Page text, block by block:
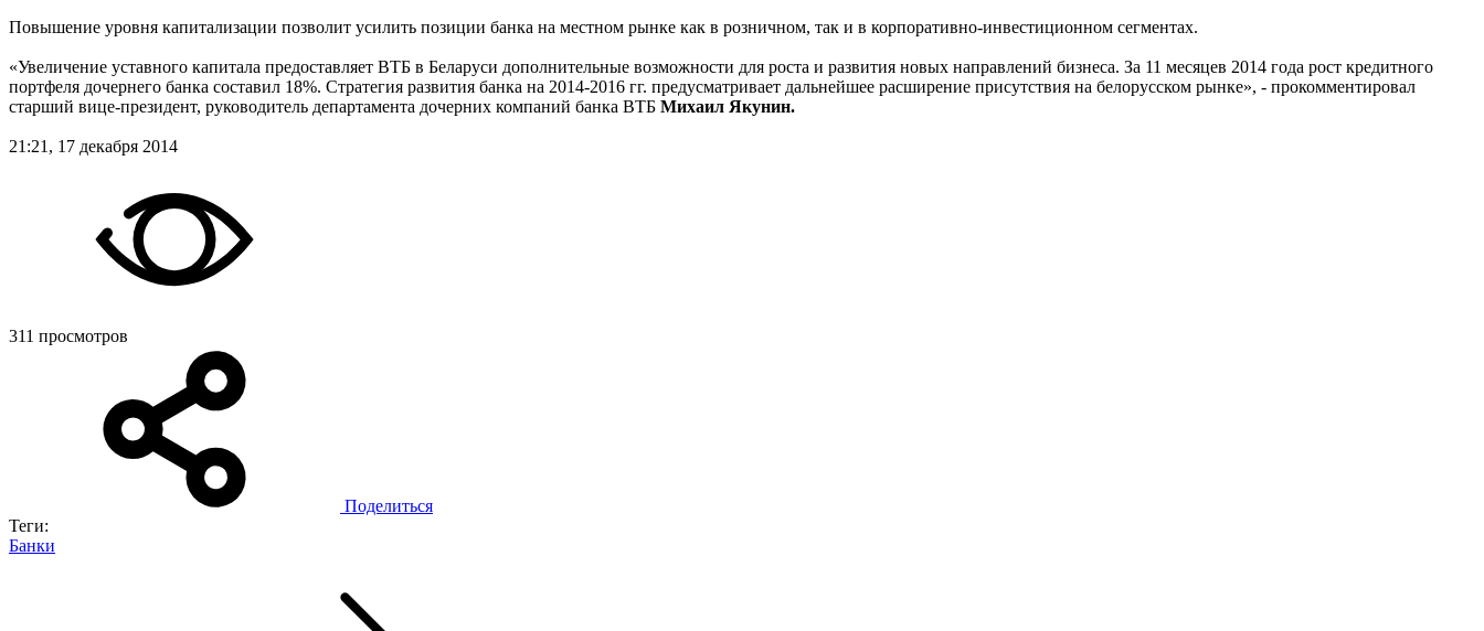
Повышение уровня капитализации позволит усилить позиции банка на местном рынке как в розничном, так и в корпоративно-инвестиционном сегментах.
«Увеличение уставного капитала предоставляет ВТБ в Беларуси дополнительные возможности для роста и развития новых направлений бизнеса. За 11 месяцев 2014 года рост кредитного
портфеля дочернего банка составил 18%. Стратегия развития банка на 2014-2016 гг. предусматривает дальнейшее расширение присутствия на белорусском рынке», - прокомментировал
старший вице-президент, руководитель департамента дочерних компаний банка ВТБ Михаил Якунин.
21:21, 17 декабря 2014
311 просмотров
Поделиться
Теги:
Банки